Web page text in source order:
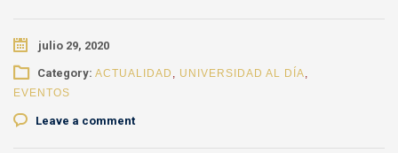
julio 29, 2020
Category: ACTUALIDAD , UNIVERSIDAD AL DÍA,
EVENTOS
Leave a comment